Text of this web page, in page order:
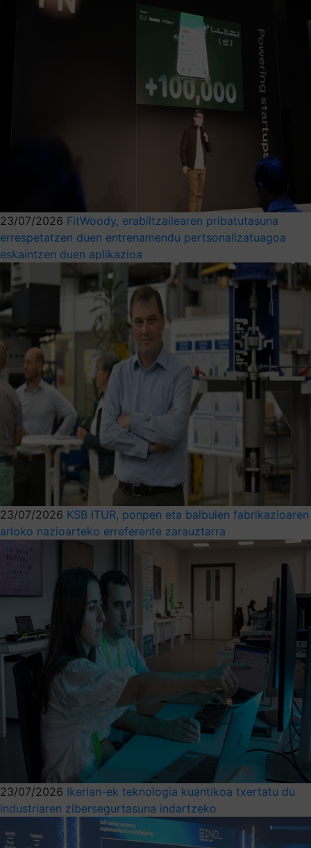
23/07/2026 FitWoody, erabiltzailearen pribatutasuna
errespetatzen duen entrenamendu pertsonalizatuagoa
eskaintzen duen aplikazioa
23/07/2026 KSB ITUR, ponpen eta balbulen fabrikazioaren
arloko nazioarteko erreferente zarauztarra
23/07/2026 Ikerlan-ek teknologia kuantikoa txertatu du
industriaren zibersegurtasuna indartzeko